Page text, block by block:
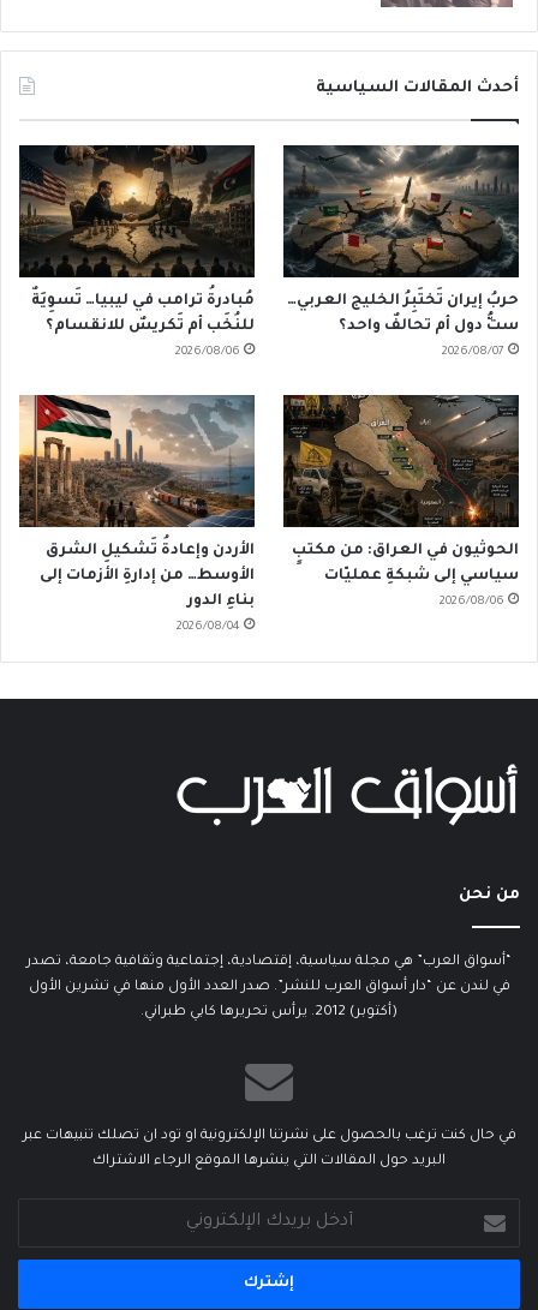
أحدث المقالات السياسية
حربُ إيران تَختَبِرُ الخليج العربي…
ستُّ دول أم تحالفٌ واحد؟
2026/08/07
مُبادرةُ ترامب في ليبيا… تَسوِيَةٌ
للنُخَب أم تَكريسٌ للانقسام؟
2026/08/06
الحوثيون في العراق: من مكتبٍ
سياسي إلى شبكةِ عمليّات
2026/08/06
الأردن وإعادةُ تَشكيلِ الشرق
الأوسط… من إدارةِ الأزمات إلى
بناءِ الدور
2026/08/04
من نحن
“أسواق العرب” هي مجلة سياسية، إقتصادية، إجتماعية وثقافية جامعة، تصدر
في لندن عن “دار أسواق العرب للنشر”. صدر العدد الأول منها في تشرين الأول
(أكتوبر) 2012. يرأس تحريرها كابي طبراني.
في حال كنت ترغب بالحصول على نشرتنا الإلكترونية او تود ان تصلك تنبيهات عبر
البريد حول المقالات التي ينشرها الموقع الرجاء الاشتراك
بريدك
الإلكتروني